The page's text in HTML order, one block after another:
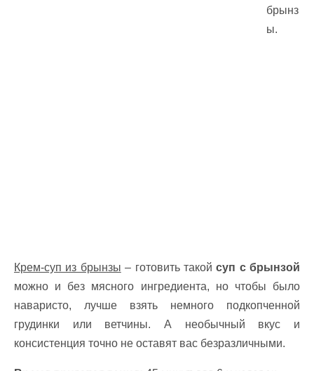
брынз
ы.
Крем-суп из брынзы – готовить такойсуп с брынзой
можно и без мясного ингредиента, но чтобы было
наваристо, лучше взять немного подкопченной
грудинки или ветчины. А необычный вкус и
консистенция точно не оставят вас безразличными.